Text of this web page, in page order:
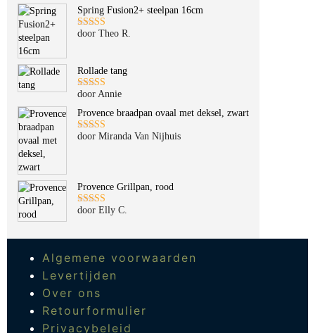
Spring Fusion2+ steelpan 16cm
Gewaardeerd
door Theo R.
Rollade tang
Gewaardeerd
door Annie
Provence braadpan ovaal met deksel, zwart
Gewaardeerd
door Miranda Van Nijhuis
Provence Grillpan, rood
Gewaardeerd
door Elly C.
Algemene voorwaarden
Levertijden
Over ons
Retourformulier
Privacybeleid